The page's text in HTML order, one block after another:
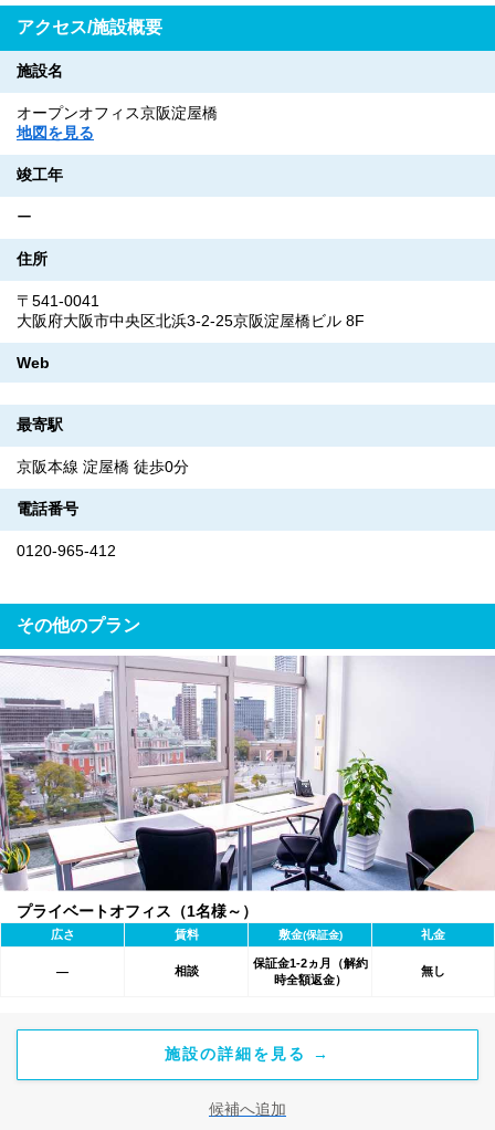
アクセス/施設概要
施設名
オープンオフィス京阪淀屋橋
地図を見る
竣工年
ー
住所
〒541-0041
大阪府大阪市中央区北浜3-2-25京阪淀屋橋ビル 8F
Web
最寄駅
京阪本線 淀屋橋 徒歩0分
電話番号
0120-965-412
その他のプラン
プライベートオフィス（1名様～）
広さ 賃料 敷金(保証金) 礼金
― 相談
保証金1-2ヵ月（解約
時全額返金）
無し
施設の詳細を見る →
候補へ追加